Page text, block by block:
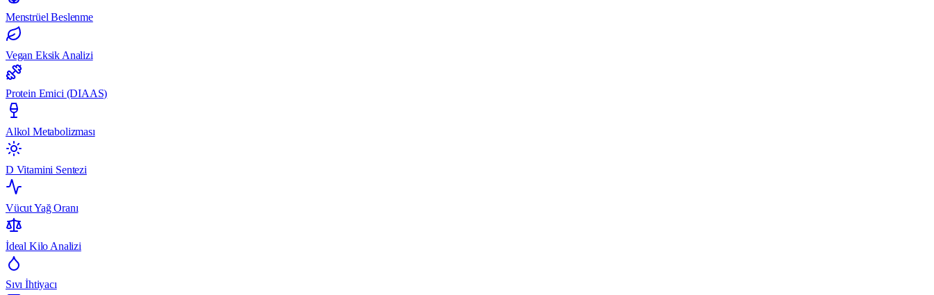
Menstrüel Beslenme
Vegan Eksik Analizi
Protein Emici (DIAAS)
Alkol Metabolizması
D Vitamini Sentezi
Vücut Yağ Oranı
İdeal Kilo Analizi
Sıvı İhtiyacı